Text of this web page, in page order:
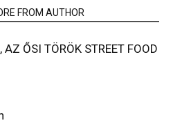
FROM AUTHOR
AZ ŐSI TÖRÖK STREET FOOD